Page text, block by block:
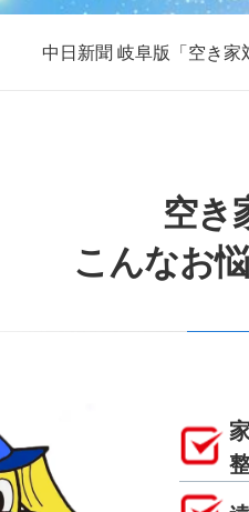
中日新聞 岐阜版「空き
買取・片付けのアイワ
空き
こんなお